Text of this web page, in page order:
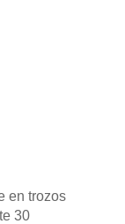
en trozos
30